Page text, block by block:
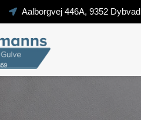
Aalborgvej 446A, 9352 Dybvad